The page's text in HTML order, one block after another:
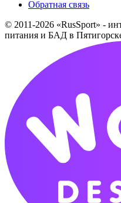
Обратная связь
© 2011-2026 «RusSport» -
питания и БАД в